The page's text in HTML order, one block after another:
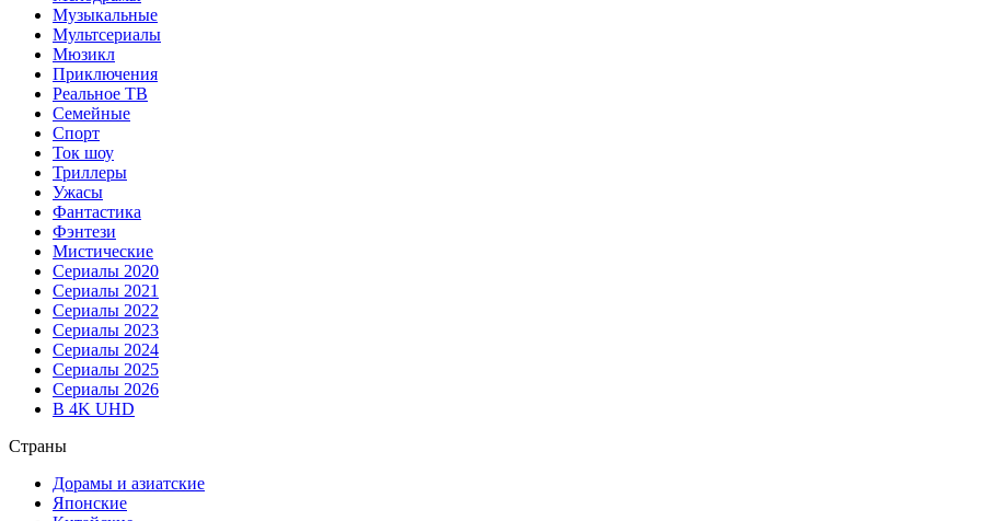
Музыкальные
Мультсериалы
Мюзикл
Приключения
Реальное ТВ
Семейные
Спорт
Ток шоу
Триллеры
Ужасы
Фантастика
Фэнтези
Мистические
Сериалы 2020
Сериалы 2021
Сериалы 2022
Сериалы 2023
Сериалы 2024
Сериалы 2025
Сериалы 2026
В 4K UHD
Страны
Дорамы и азиатские
Японские